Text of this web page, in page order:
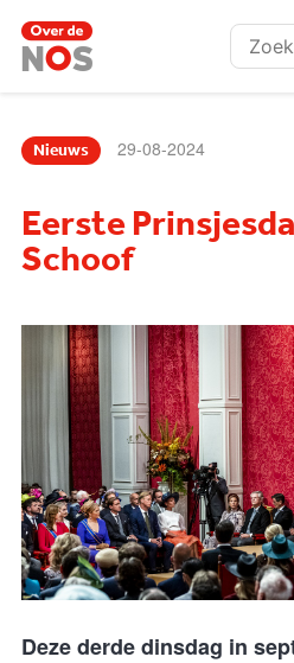
Zoeken:
Nieuws 29-08-2024
Eerste
Schoof
Deze derde dinsdag in